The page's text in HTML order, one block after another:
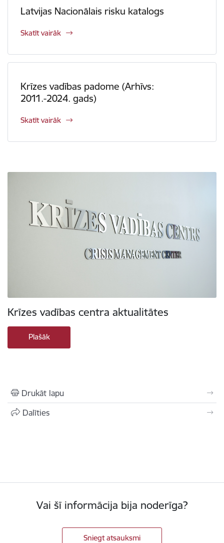
Latvijas Nacionālais risku katalogs
Skatīt vairāk
Krīzes vadības padome (Arhīvs:
2011.-2024. gads)
Skatīt vairāk
Krīzes vadības centra aktualitātes
Plašāk
Drukāt lapu
Dalīties
Vai šī informācija bija noderīga?
Sniegt atsauksmi